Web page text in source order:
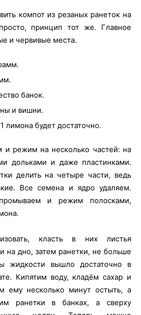
компот из резаных ранеток на
принцип тот же. Главное
и червивые места.
банок.
и вишни.
лимона будет достаточно.
и режим на несколько частей: на
дольками и даже пластинками.
делить на четыре части, ведь
Все семена и ядро удаляем.
и режим полосками,
класть в них листья
на дно, затем ранетки, не больше
жидкости вышло достаточно в
Кипятим воду, кладём сахар и
ему несколько минут остыть, а
ранетки в банках, а сверху